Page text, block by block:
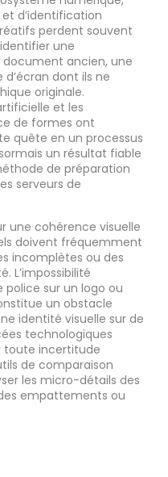
d’identification
perdent souvent
une
ancien, une
dont ils ne
originale.
et les
de formes ont
quête en un processus
un résultat fiable
de préparation
serveurs de
une cohérence visuelle
doivent fréquemment
incomplètes ou des
L’impossibilité
sur un logo ou
un obstacle
identité visuelle sur de
technologiques
toute incertitude
de comparaison
les micro-détails des
empattements ou